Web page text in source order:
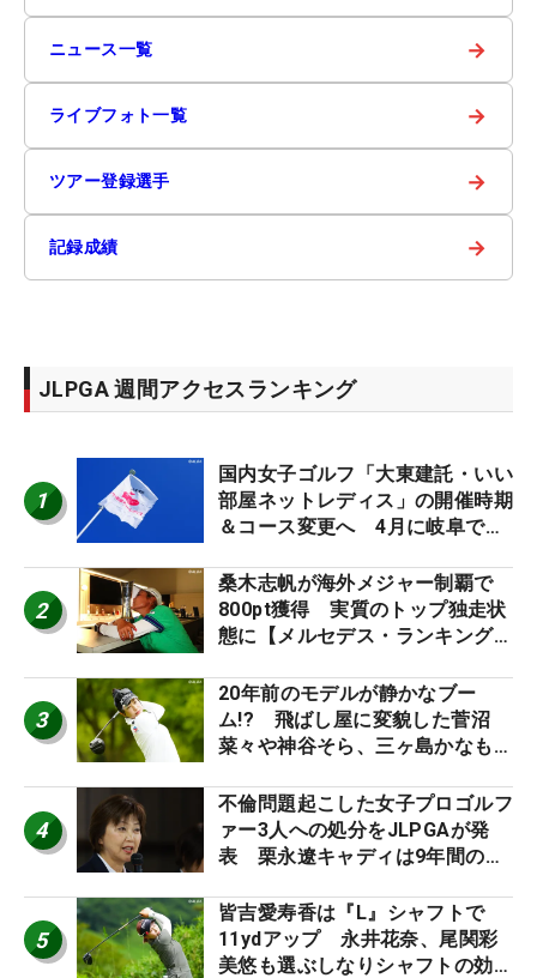
ニュース一覧 →
ライブフォト一覧 →
ツアー登録選手 →
記録成績 →
JLPGA 週間アクセスランキング
1
国内女子ゴルフ「大東建託・いい
部屋ネットレディス」の開催時期
＆コース変更へ 4月に岐阜で開
2
桑木志帆が海外メジャー制覇で
800pt獲得 実質のトップ独走状
態に【メルセデス・ランキング番
3
20年前のモデルが静かなブー
ム!? 飛ばし屋に変貌した菅沼
菜々や神谷そら、三ヶ島かなも使
ロたちの“飛ばしギア”】
4
不倫問題起こした女子プロゴルフ
ァー3人への処分をJLPGAが発
表 栗永遼キャディは9年間の立
5
皆吉愛寿香は『L』シャフトで
11ydアップ 永井花奈、尾関彩
美悠も選ぶしなりシャフトの効果